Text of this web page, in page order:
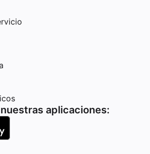
aplicaciones: